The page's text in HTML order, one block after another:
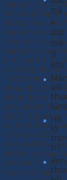
mã
L
cho
mái
vì
kèo
xối
Hồ
lô
trí
Kim
thu
hấp phụ Cu2+
Kết quả hấp
đúng theo mô
hấp phụ tuân
kiến bậc hai.
hấp phụ của
kim loại Cd (II),
có nồng độ ion
– 500 mmol/
nhau (từ 293 –
nhiệt độ có
phụ. Nhiệt hấp
(ΔS0) đối với
và RHA được
kJ/mol và 127
mía và RHA
nhiên, tro bay
lớn hơn RHA.
của chất hấp